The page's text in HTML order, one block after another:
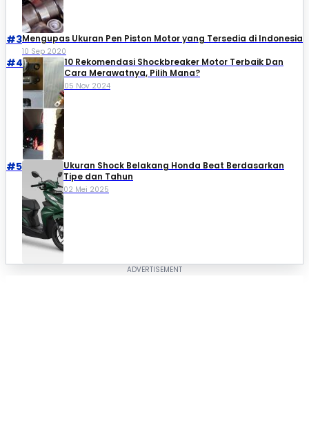
#3Mengupas Ukuran Pen Piston Motor yang Tersedia di Indonesia
10 Sep 2020
#4
10 Rekomendasi Shockbreaker Motor Terbaik Dan
Cara Merawatnya, Pilih Mana?
05 Nov 2024
#5
Ukuran Shock Belakang Honda Beat Berdasarkan
Tipe dan Tahun
02 Mei 2025